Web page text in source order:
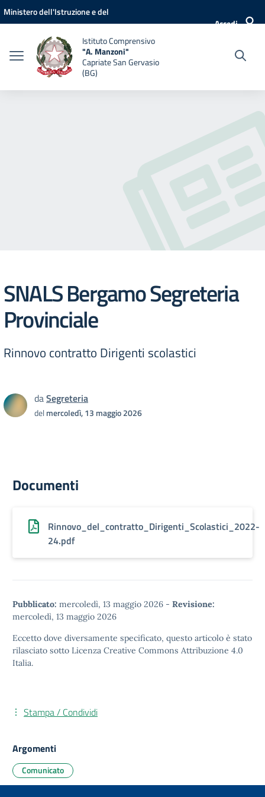
Vai ai contenuti
Vai al menu di navigazione
Vai al footer
Ministero dell'Istruzione e del
Accedi
Istituto Comprensivo
"A. Manzoni"
Capriate San Gervasio
(BG)
SNALS Bergamo Segreteria
Provinciale
Rinnovo contratto Dirigenti scolastici
daSegreteria
delmercoledì, 13 maggio 2026
Documenti
Rinnovo_del_contratto_Dirigenti_Scolastici_2022-
24.pdf
Pubblicato: mercoledì, 13 maggio 2026 - Revisione:
mercoledì, 13 maggio 2026
Eccetto dove diversamente specificato, questo articolo è stato
rilasciato sotto Licenza Creative Commons Attribuzione 4.0
Italia.
Stampa / Condividi
Argomenti
Comunicato